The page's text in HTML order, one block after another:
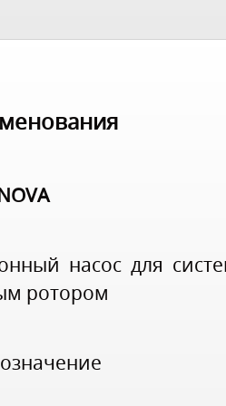
насос для
ротором